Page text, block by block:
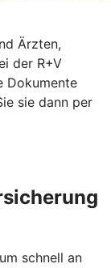
Ärzten,
der R+V
Dokumente
sie dann per
schnell an